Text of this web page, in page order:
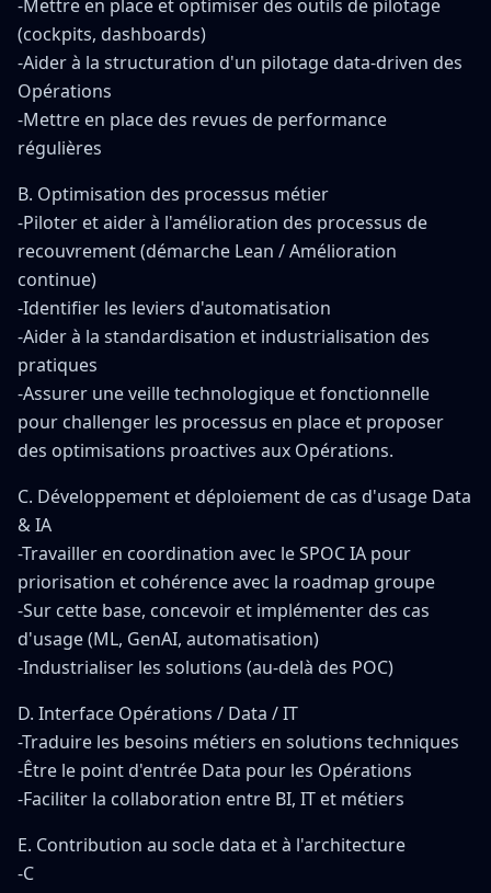
-Mettre en place et optimiser des outils de pilotage
(cockpits, dashboards)
-Aider à la structuration d'un pilotage data-driven des
Opérations
-Mettre en place des revues de performance
régulières
B. Optimisation des processus métier
-Piloter et aider à l'amélioration des processus de
recouvrement (démarche Lean / Amélioration
continue)
-Identifier les leviers d'automatisation
-Aider à la standardisation et industrialisation des
pratiques
-Assurer une veille technologique et fonctionnelle
pour challenger les processus en place et proposer
des optimisations proactives aux Opérations.
C. Développement et déploiement de cas d'usage Data
& IA
-Travailler en coordination avec le SPOC IA pour
priorisation et cohérence avec la roadmap groupe
-Sur cette base, concevoir et implémenter des cas
d'usage (ML, GenAI, automatisation)
-Industrialiser les solutions (au-delà des POC)
D. Interface Opérations / Data / IT
-Traduire les besoins métiers en solutions techniques
-Être le point d'entrée Data pour les Opérations
-Faciliter la collaboration entre BI, IT et métiers
E. Contribution au socle data et à l'architecture
-C